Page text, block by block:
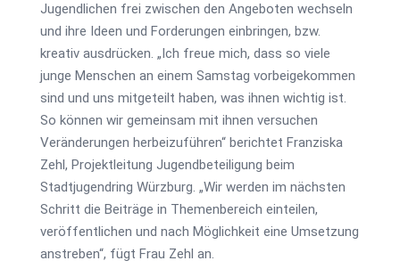
Jugendlichen frei zwischen den Angeboten wechseln
und ihre Ideen und Forderungen einbringen, bzw.
kreativ ausdrücken. „Ich freue mich, dass so viele
junge Menschen an einem Samstag vorbeigekommen
sind und uns mitgeteilt haben, was ihnen wichtig ist.
So können wir gemeinsam mit ihnen versuchen
Veränderungen herbeizuführen“ berichtet Franziska
Zehl, Projektleitung Jugendbeteiligung beim
Stadtjugendring Würzburg. „Wir werden im nächsten
Schritt die Beiträge in Themenbereich einteilen,
veröffentlichen und nach Möglichkeit eine Umsetzung
anstreben“, fügt Frau Zehl an.